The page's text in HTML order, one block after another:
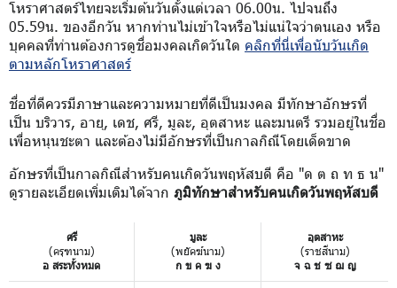
โหราศาสตร์ไทยจะเริ่มต้นวันตั้งแต่เวลา 06.00น. ไปจนถึง
05.59น. ของอีกวัน หากท่านไม่เข้าใจหรือไม่แน่ใจว่าตนเอง หรือ
บุคคลที่ท่านต้องการดูชื่อมงคลเกิดวันใด คลิกที่นี่เพื่อนับวันเกิด
ตามหลักโหราศาสตร์
ชื่อที่ดีควรมีภาษาและความหมายที่ดีเป็นมงคล มีทักษาอักษรที่
เป็น บริวาร, อายุ, เดช, ศรี, มูละ, อุตสาหะ และมนตรี รวมอยู่ในชื่อ
เพื่อหนุนชะตา และต้องไม่มีอักษรที่เป็นกาลกิณีโดยเด็ดขาด
อักษรที่เป็นกาลกิณีสำหรับคนเกิดวันพฤหัสบดี คือ "ด ต ถ ท ธ น"
ดูรายละเอียดเพิ่มเติมได้จาก ภูมิทักษาสำหรับคนเกิดวันพฤหัสบดี
ศรี
(ครุฑนาม)
อ สระทั้งหมด
มูละ
(พยัคฆ์นาม)
ก ข ค ฆ ง
อุตสาหะ
(ราชสีนาม)
จ ฉ ช ซ ฌ ญ